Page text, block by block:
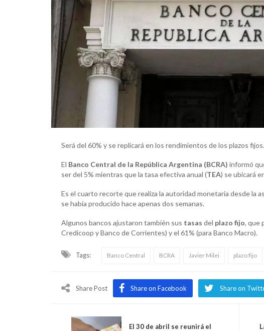
Será del 60% y se replicará en los rendimientos de los plazos fijos.
El Banco Central de la República Argentina (BCRA) informó
ser del 5% mientras que la tasa efectiva anual (TEA) se ubicará
Es el cuarto recorte que realiza la autoridad monetaria desde la
se había producido hace apenas dos semanas.
Algunos bancos ajustaron también sus tasas del plazo fijo, que
Credicoop y Banco de Corrientes) y el 61% (para Banco Macro).
Tags: Banco Central BCRA Javier Milei plazo fijo
Share Post Share on Facebook Share on
El 30 de abril se reunirá el